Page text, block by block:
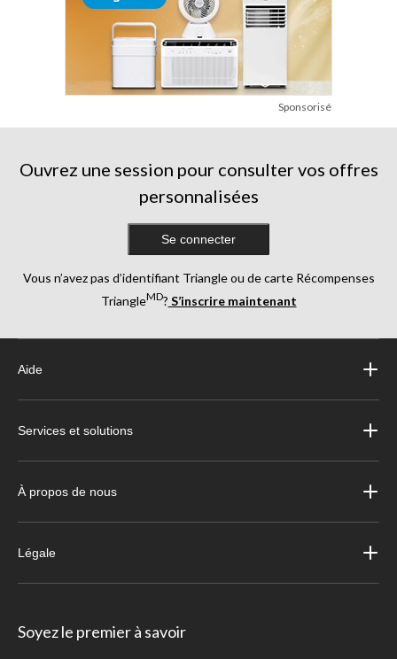
Sponsorisé
Ouvrez une session pour consulter vos offres
personnalisées
Se connecter
Vous n’avez pas d’identifiant Triangle ou de carte Récompenses
TriangleMD? S’inscrire maintenant
Aide
Services et solutions
À propos de nous
Légale
Soyez le premier à savoir